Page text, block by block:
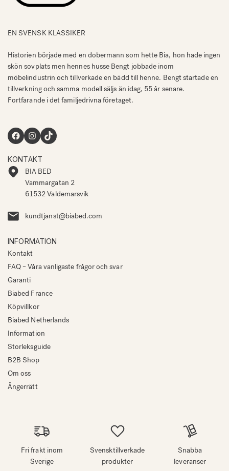
EN SVENSK KLASSIKER
Historien började med en dobermann som hette Bia, hon hade ingen
skön sovplats men hennes husse Bengt jobbade inom
möbelindustrin och tillverkade en bädd till henne. Bengt startade en
tillverkning och samma modell säljs än idag, 55 år senare.
Fortfarande i det familjedrivna företaget.
Facebook Instagram TikTok
KONTAKT
BIA BED
Vammargatan 2
61532 Valdemarsvik
kundtjanst@biabed.com
INFORMATION
Kontakt
FAQ – Våra vanligaste frågor och svar
Garanti
Biabed France
Köpvillkor
Biabed Netherlands
Information
Storleksguide
B2B Shop
Om oss
Ångerrätt
Fri frakt inom
Sverige
Svensktillverkade
produkter
Snabba
leveranser